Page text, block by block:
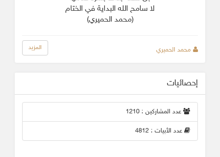
لا سامح الله البداية في الختام
(محمد الحميري)
محمد الحميري المزيد
إحصائيات
عدد المشاركين : 1210
عدد الأبيات : 4812